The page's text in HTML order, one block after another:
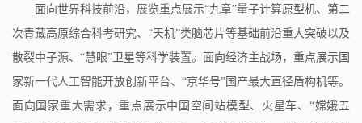
面向世界科技前沿，展览重点展示“九章”量子计算原型机、第二
次青藏高原综合科考研究、“天机”类脑芯片等基础前沿重大突破以及
散裂中子源、“慧眼”卫星等科学装置。面向经济主战场，重点展示国
家新一代人工智能开放创新平台、“京华号”国产最大直径盾构机等。
面向国家重大需求，重点展示中国空间站模型、火星车、“嫦娥五